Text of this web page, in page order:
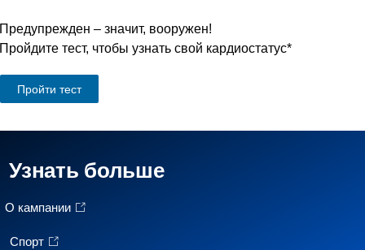
Предупрежден – значит, вооружен!
Пройдите тест, чтобы узнать свой кардиостатус*
Пройти тест
Узнать больше
О кaмпании
Спорт